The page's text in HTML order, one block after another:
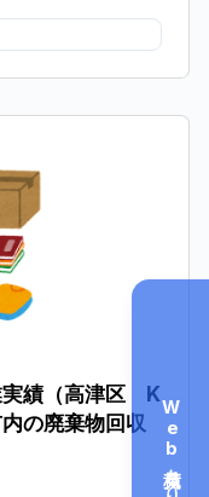
実績（高津区 K
の廃棄物回収
Web見積もり